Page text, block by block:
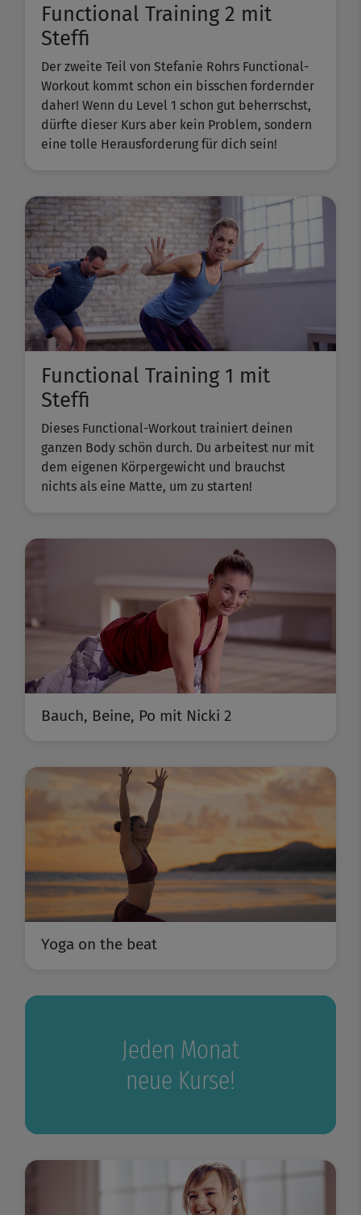
Functional Training 2 mit
Steffi
Der zweite Teil von Stefanie Rohrs Functional-
Workout kommt schon ein bisschen fordernder
daher! Wenn du Level 1 schon gut beherrschst,
dürfte dieser Kurs aber kein Problem, sondern
eine tolle Herausforderung für dich sein!
Functional Training 1 mit
Steffi
Dieses Functional-Workout trainiert deinen
ganzen Body schön durch. Du arbeitest nur mit
dem eigenen Körpergewicht und brauchst
nichts als eine Matte, um zu starten!
Bauch, Beine, Po mit Nicki 2
Yoga on the beat
Jeden Monat
neue Kurse!